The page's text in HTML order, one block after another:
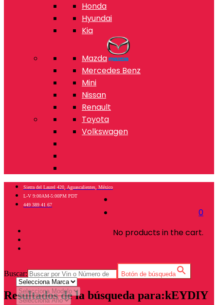
Honda
Hyundai
Kia
Mazda
Mercedes Benz
Mini
Nissan
Renault
Toyota
Volkswagen
0
No products in the cart.
Sierra del Laurel 420, Aguascalientes, México
L-V 9:00AM-5:00PM PDT
449 389 41 67
Buscar: Botón de búsqueda
Resultados de la búsqueda para:kEYDIY